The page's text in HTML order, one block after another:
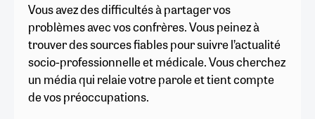
Vous avez des difficultés à partager vos
problèmes avec vos confrères. Vous peinez à
trouver des sources fiables pour suivre l’actualité
socio-professionnelle et médicale. Vous cherchez
un média qui relaie votre parole et tient compte
de vos préoccupations.